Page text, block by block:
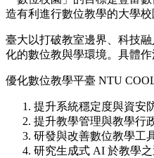
造有利進行數位教學的大學校
臺大以打破教室邊界、科技
化的數位教與學環境。具體作
優化數位教學平臺 NTU
提升系統穩定度與資安
提升教學管理與教學行
研發與改善數位教學工
研究生成式 AI 於教學之